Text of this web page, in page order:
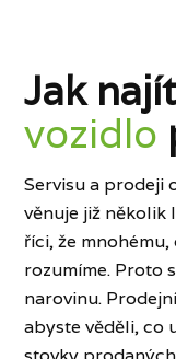
Jak
vozidlo
Servisu a prodeji
věnuje již několik
říci, že
rozumíme. Proto
narovinu.
abyste věděli, co